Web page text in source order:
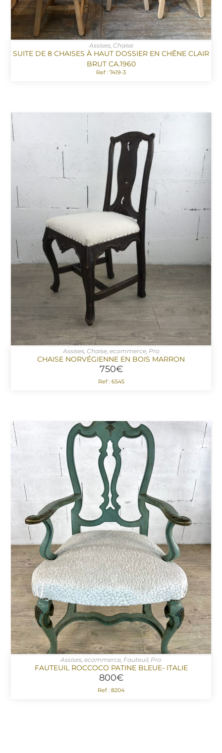
Assises, Chaise
SUITE DE 8 CHAISES À HAUT DOSSIER EN CHÊNE CLAIR
BRUT CA.1960
Ref : 7419-3
AJOUTER AU PANIER
Assises, Chaise, ecommerce, Pro
CHAISE NORVÉGIENNE EN BOIS MARRON
Ref : 6545
750€
AJOUTER AU PANIER
Assises, ecommerce, Fauteuil, Pro
FAUTEUIL ROCCOCO PATINE BLEUE- ITALIE
Ref : 8204
800€